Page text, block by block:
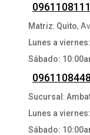
0961108111
Matriz: Quito,
Lunes a
Sábado:
0961108448
Sucursal :
Lunes a
Sábado: